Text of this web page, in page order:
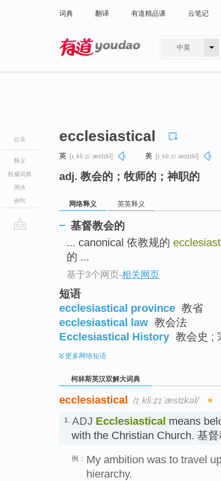
词典 翻译 有道精品课 云笔记
中英
目录
释义
权威词典
用法
例句
ecclesiastical
英 [ɪˌkliːziˈæstɪkl] 美 [ɪˌkliːziˈæstɪkl]
adj. 教会的；牧师的；神职的
网络释义 英英释义
基督教会的
... canonical 依教规的
的 ...
基于3个网页-相关网页
短语
ecclesiastical province 教省
ecclesiastical law 教会法
Ecclesiastical History 教会史 ;
更多网络短语
柯林斯英汉双解大词典
ecclesiastical /ɪˌkliːzɪˈæstɪkəl/
1. ADJ Ecclesiastical means
with the Christian Church. 基
例： My ambition was to travel
hierarchy.